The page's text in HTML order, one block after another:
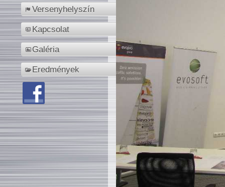
Versenyhelyszín
Kapcsolat
Galéria
Eredmények